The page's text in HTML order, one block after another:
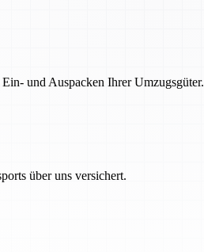
und Auspacken Ihrer Umzugsgüter.
über uns versichert.